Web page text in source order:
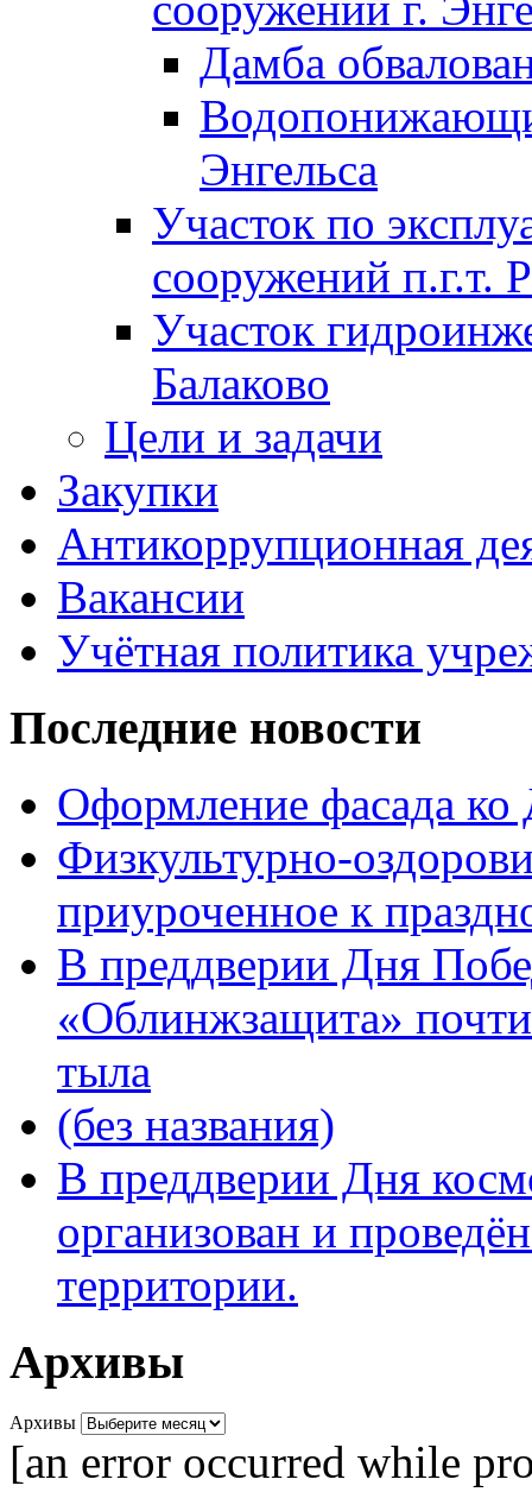
Дамба
Энгельса
Участок по
сооружений п.г.т.
Участок
Балаково
Цели и задачи
Закупки
Антикоррупционная
Вакансии
Учётная политика
Последние новости
Оформление фасада
Физкультурно-
приуроченное к
В преддверии Дня
«Облинжзащита»
тыла
(без названия)
В преддверии Дня
организован и
территории.
Архивы
Архивы
[an error occurred while